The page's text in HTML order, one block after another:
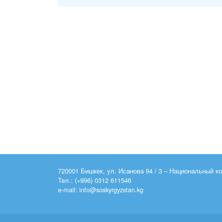
720001 Бишкек, ул. Исанова 94 / 3 – Национальный
Тел.: (+996) 0312 611546
e-mail: info@soskyrgyzstan.kg